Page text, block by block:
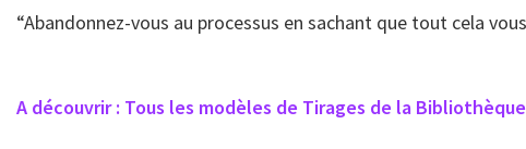
“Abandonnez-vous au processus en sachant que tout cela
A découvrir : Tous les modèles de Tirages de la Bibliothèque